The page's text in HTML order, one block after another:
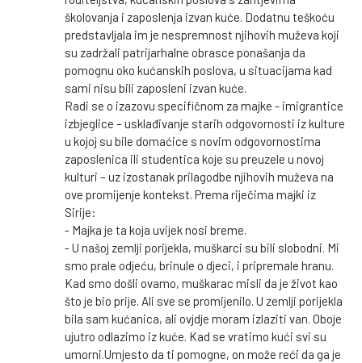
školovanja i zaposlenja izvan kuće. Dodatnu teškoću
predstavljala im je nespremnost njihovih muževa koji
su zadržali patrijarhalne obrasce ponašanja da
pomognu oko kućanskih poslova, u situacijama kad
sami nisu bili zaposleni izvan kuće.
Radi se o izazovu specifičnom za majke - imigrantice
izbjeglice – usklađivanje starih odgovornosti iz kulture
u kojoj su bile domaćice s novim odgovornostima
zaposlenica ili studentica koje su preuzele u novoj
kulturi – uz izostanak prilagodbe njihovih muževa na
ove promijenje kontekst. Prema riječima majki iz
Sirije:
- Majka je ta koja uvijek nosi breme.
- U našoj zemlji porijekla, muškarci su bili slobodni. Mi
smo prale odjeću, brinule o djeci, i pripremale hranu.
Kad smo došli ovamo, muškarac misli da je život kao
što je bio prije. Ali sve se promijenilo. U zemlji porijekla
bila sam kućanica, ali ovjdje moram izlaziti van. Oboje
ujutro odlazimo iz kuće. Kad se vratimo kući svi su
umorni.Umjesto da ti pomogne, on može reći da ga je